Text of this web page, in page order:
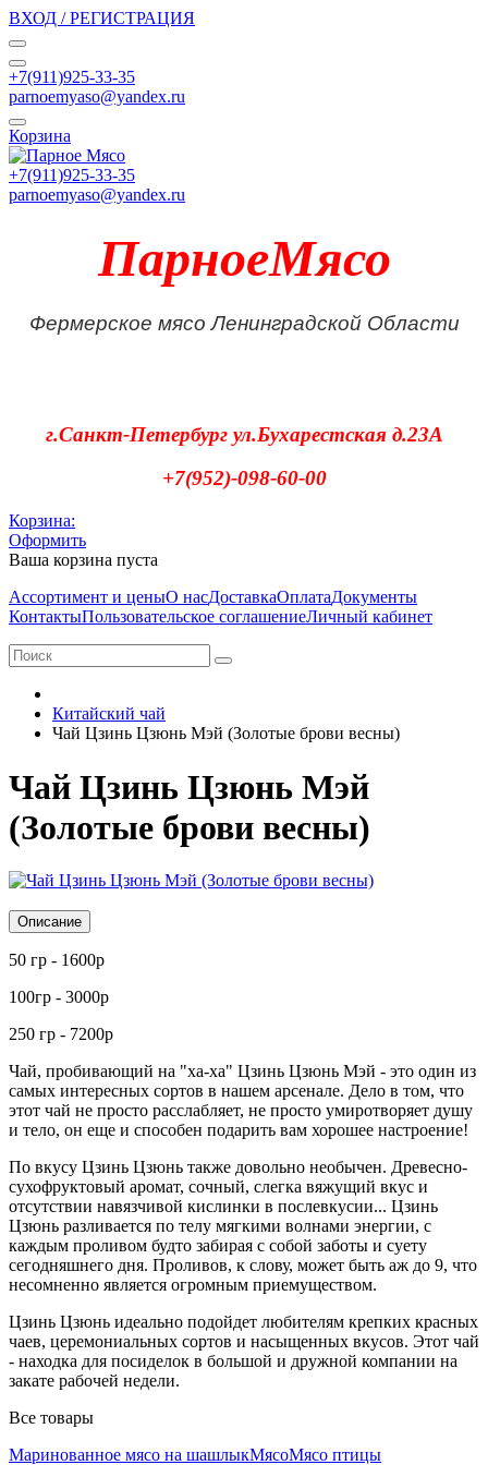
ВХОД / РЕГИСТРАЦИЯ
+7(911)925-33-35
parnoemyaso@yandex.ru
Корзина
+7(911)925-33-35
parnoemyaso@yandex.ru
ПарноеМясо
Фермерское мясо Ленинградской Области
г.Санкт-Петербург ул.Бухарестская д.23А
+7(952)-098-60-00
Корзина:
Оформить
Ваша корзина пуста
Ассортимент и ценыО насДоставкаОплатаДокументы
КонтактыПользовательское соглашениеЛичный кабинет
Китайский чай
Чай Цзинь Цзюнь Мэй (Золотые брови весны)
Чай Цзинь Цзюнь Мэй
(Золотые брови весны)
Описание
50 гр - 1600р
100гр - 3000р
250 гр - 7200р
Чай, пробивающий на "ха-ха" Цзинь Цзюнь Мэй - это один из
самых интересных сортов в нашем арсенале. Дело в том, что
этот чай не просто расслабляет, не просто умиротворяет душу
и тело, он еще и способен подарить вам хорошее настроение!
По вкусу Цзинь Цзюнь также довольно необычен. Древесно-
сухофруктовый аромат, сочный, слегка вяжущий вкус и
отсутствии навязчивой кислинки в послевкусии... Цзинь
Цзюнь разливается по телу мягкими волнами энергии, с
каждым проливом будто забирая с собой заботы и суету
сегодняшнего дня. Проливов, к слову, может быть аж до 9, что
несомненно является огромным приемуществом.
Цзинь Цзюнь идеально подойдет любителям крепких красных
чаев, церемониальных сортов и насыщенных вкусов. Этот чай
- находка для посиделок в большой и дружной компании на
закате рабочей недели.
Все товары
Маринованное мясо на шашлыкМясоМясо птицы